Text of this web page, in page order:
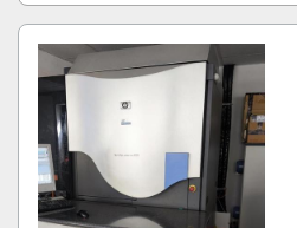
Modell
Zustand
Sortieren